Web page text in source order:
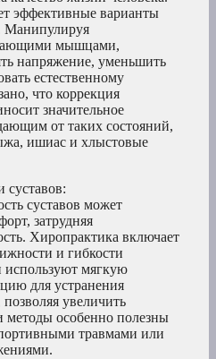
эффективные варианты
Манипулируя
мышцами,
напряжение, уменьшить
естественному
что коррекция
значительное
от таких состояний,
ишиас и хлыстовые
суставов может
затрудняя
Хиропрактика включает
и гибкости
используют мягкую
для устранения
увеличить
методы особенно полезны
травмами или